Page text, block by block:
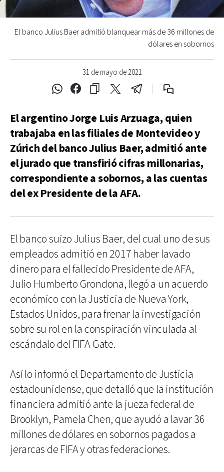
31 de mayo de 2021
El banco Julius Baer admitió blanquear más de 36 millones de
dólares en sobornos
El argentino Jorge Luis Arzuaga, quien
trabajaba en las filiales de Montevideo y
Zúrich del banco Julius Baer, admitió ante
el jurado que transfirió cifras millonarias,
correspondiente a sobornos, a las cuentas
del ex Presidente de la AFA.
El banco suizo Julius Baer, del cual uno de sus
empleados admitió en 2017 haber lavado
dinero para el fallecido Presidente de AFA,
Julio Humberto Grondona, llegó a un acuerdo
económico con la Justicia de Nueva York,
Estados Unidos, para frenar la investigación
sobre su rol en la conspiración vinculada al
escándalo del FIFA Gate.
Así lo informó el Departamento de Justicia
estadounidense, que detalló que la institución
financiera admitió ante la jueza federal de
Brooklyn, Pamela Chen, que ayudó a lavar 36
millones de dólares en sobornos pagados a
jerarcas de FIFA y otras federaciones.